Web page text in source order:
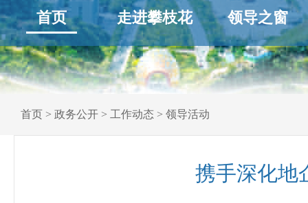
首页 走进攀枝花 领导之窗
首页 > 政务公开 > 工作动态 > 领导活动
携手深化地